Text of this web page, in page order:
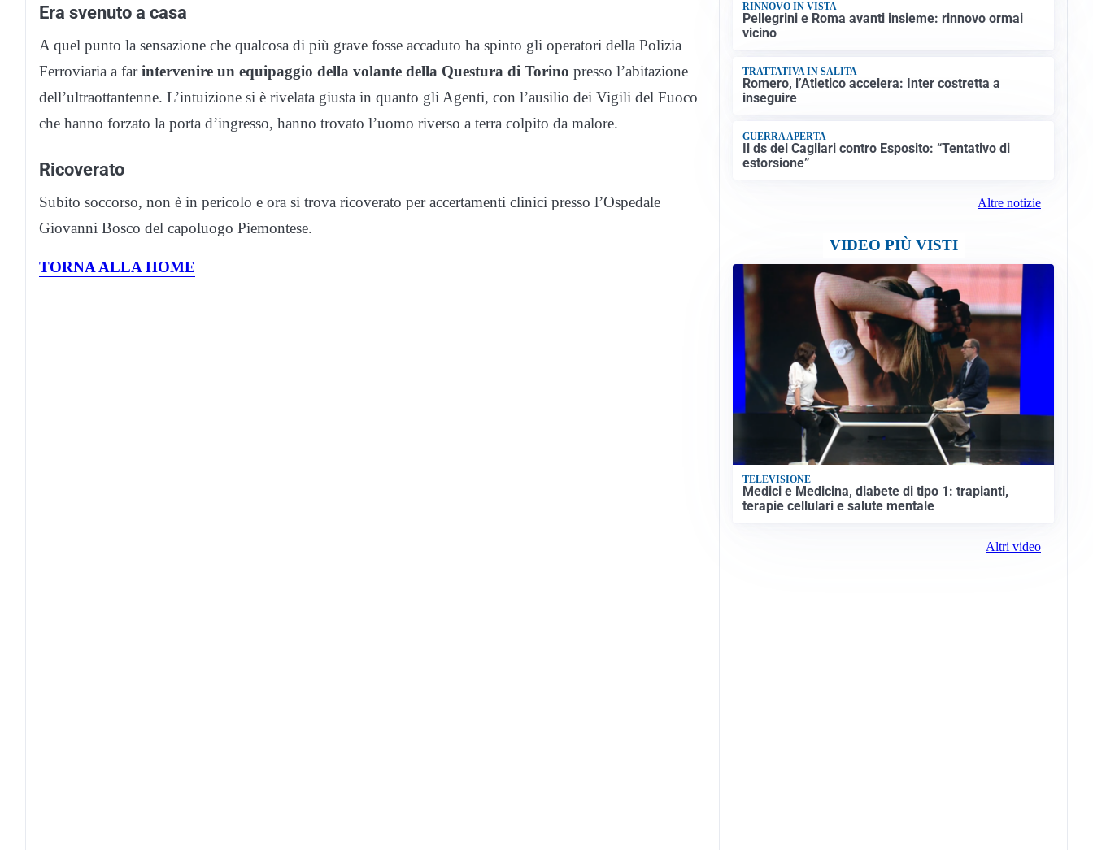
Era svenuto a casa
A quel punto la sensazione che qualcosa di più grave fosse accaduto ha spinto gli operatori della Polizia
Ferroviaria a farintervenire un equipaggio della volante della Questura di Torino presso l’abitazione
dell’ultraottantenne. L’intuizione si è rivelata giusta in quanto gli Agenti, con l’ausilio dei Vigili del Fuoco
che hanno forzato la porta d’ingresso, hanno trovato l’uomo riverso a terra colpito da malore.
Ricoverato
Subito soccorso, non è in pericolo e ora si trova ricoverato per accertamenti clinici presso l’Ospedale
Giovanni Bosco del capoluogo Piemontese.
TORNA ALLA HOME
RINNOVO IN VISTA
Pellegrini e Roma avanti insieme: rinnovo ormai
vicino
TRATTATIVA IN SALITA
Romero, l’Atletico accelera: Inter costretta a
inseguire
GUERRA APERTA
Il ds del Cagliari contro Esposito: “Tentativo di
estorsione”
Altre notizie
VIDEO PIÙ VISTI
TELEVISIONE
Medici e Medicina, diabete di tipo 1: trapianti,
terapie cellulari e salute mentale
Altri video